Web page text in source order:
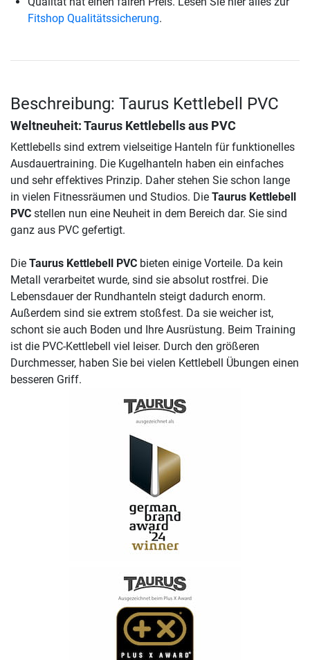
Fitshop Qualitätssicherung.
Beschreibung: Taurus Kettlebell PVC
Weltneuheit: Taurus Kettlebells aus PVC
Kettlebells sind extrem vielseitige Hanteln für funktionelles
Ausdauertraining. Die Kugelhanteln haben ein einfaches
und sehr effektives Prinzip. Daher stehen Sie schon lange
in vielen Fitnessräumen und Studios. Die Taurus Kettlebell
PVC stellen nun eine Neuheit in dem Bereich dar. Sie sind
ganz aus PVC gefertigt.
Die Taurus Kettlebell PVC bieten einige Vorteile. Da kein
Metall verarbeitet wurde, sind sie absolut rostfrei. Die
Lebensdauer der Rundhanteln steigt dadurch enorm.
Außerdem sind sie extrem stoßfest. Da sie weicher ist,
schont sie auch Boden und Ihre Ausrüstung. Beim Training
ist die PVC-Kettlebell viel leiser. Durch den größeren
Durchmesser, haben Sie bei vielen Kettlebell Übungen einen
besseren Griff.